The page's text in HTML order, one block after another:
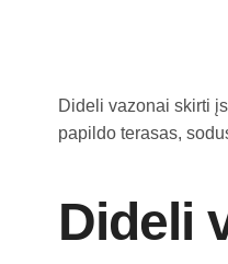
Dideli vazonai skirti
papildo terasas,
Dideli